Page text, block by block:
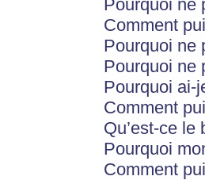
Pourquoi ne
Comment
Pourquoi ne
Pourquoi ne
Pourquoi ai-
Comment
Qu’est-ce le
Pourquoi
Comment